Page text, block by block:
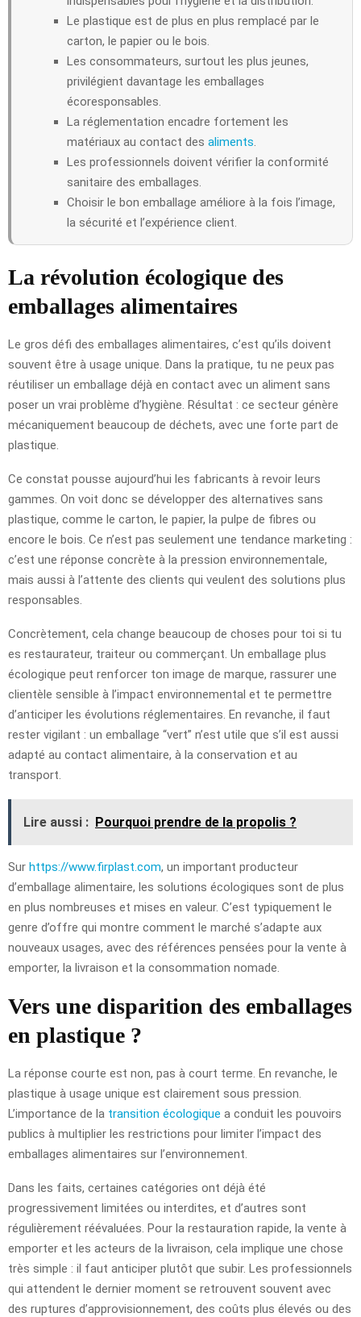
Le plastique est de plus en plus remplacé par le
carton, le papier ou le bois.
Les consommateurs, surtout les plus jeunes,
privilégient davantage les emballages
écoresponsables.
La réglementation encadre fortement les
matériaux au contact des aliments
Les professionnels doivent vérifier la conformité
sanitaire des emballages.
Choisir le bon emballage améliore à la fois l’image,
la sécurité et l’expérience client.
La révolution écologique des
emballages alimentaires
Le gros défi des emballages alimentaires, c’est qu’ils doivent
souvent être à usage unique. Dans la pratique, tu ne peux pas
réutiliser un emballage déjà en contact avec un aliment sans
poser un vrai problème d’hygiène. Résultat : ce secteur génère
mécaniquement beaucoup de déchets, avec une forte part de
plastique.
Ce constat pousse aujourd’hui les fabricants à revoir leurs
gammes. On voit donc se développer des alternatives sans
plastique, comme le carton, le papier, la pulpe de fibres ou
encore le bois. Ce n’est pas seulement une tendance marketing :
c’est une réponse concrète à la pression environnementale,
mais aussi à l’attente des clients qui veulent des solutions plus
responsables.
Concrètement, cela change beaucoup de choses pour toi si tu
es restaurateur, traiteur ou commerçant. Un emballage plus
écologique peut renforcer ton image de marque, rassurer une
clientèle sensible à l’impact environnemental et te permettre
d’anticiper les évolutions réglementaires. En revanche, il faut
rester vigilant : un emballage “vert” n’est utile que s’il est aussi
adapté au contact alimentaire, à la conservation et au
transport.
Lire aussi : Pourquoi prendre de la propolis ?
Sur https://www.firplast.com, un important producteur
d’emballage alimentaire, les solutions écologiques sont de plus
en plus nombreuses et mises en valeur. C’est typiquement le
genre d’offre qui montre comment le marché s’adapte aux
nouveaux usages, avec des références pensées pour la vente à
emporter, la livraison et la consommation nomade.
Vers une disparition des emballages
en plastique ?
La réponse courte est non, pas à court terme. En revanche, le
plastique à usage unique est clairement sous pression.
L’importance de la transition écologique a conduit les pouvoirs
publics à multiplier les restrictions pour limiter l’impact des
emballages alimentaires sur l’environnement.
Dans les faits, certaines catégories ont déjà été
progressivement limitées ou interdites, et d’autres sont
régulièrement réévaluées. Pour la restauration rapide, la vente à
emporter et les acteurs de la livraison, cela implique une chose
très simple : il faut anticiper plutôt que subir. Les professionnels
qui attendent le dernier moment se retrouvent souvent avec
des ruptures d’approvisionnement, des coûts plus élevés ou des